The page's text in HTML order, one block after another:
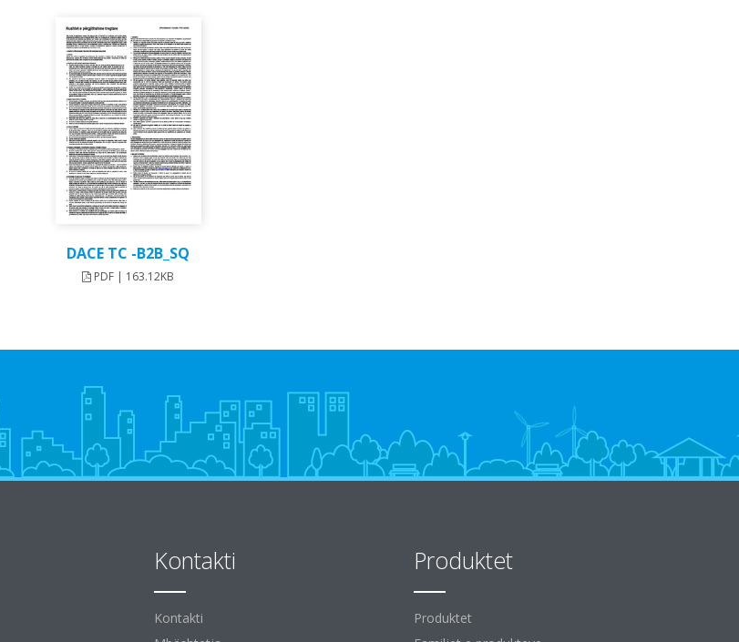
DACE TC -B2B_SQ
PDF | 163.12KB
Kontakti
Kontakti
Produktet
Produktet